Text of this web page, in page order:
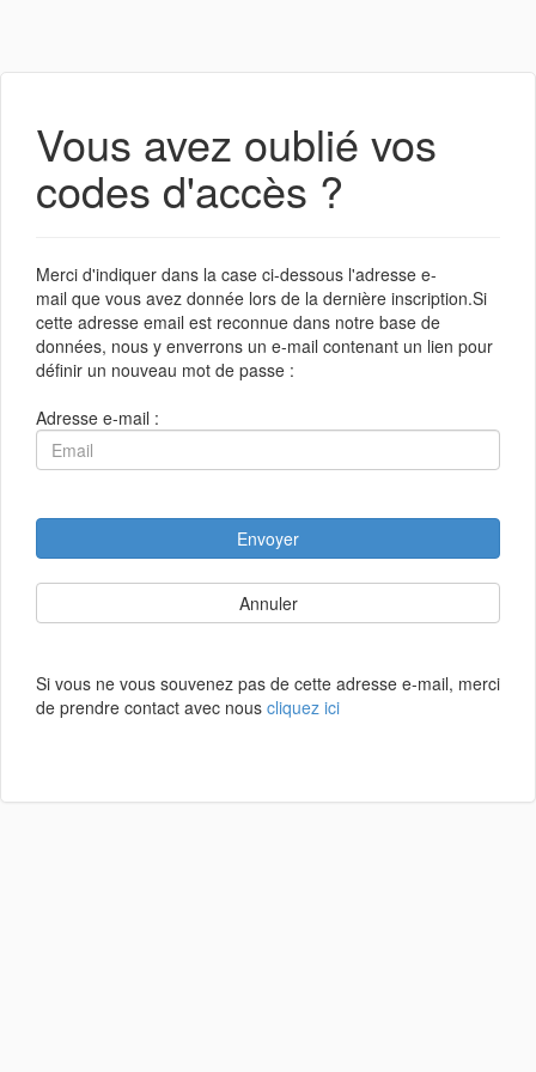
Vous avez oublié vos
codes d'accès ?
Merci d'indiquer dans la case ci-dessous l'adresse e-
mail que vous avez donnée lors de la dernière inscription.Si
cette adresse email est reconnue dans notre base de
données, nous y enverrons un e-mail contenant un lien pour
définir un nouveau mot de passe :
Adresse e-mail :
Envoyer
Annuler
Si vous ne vous souvenez pas de cette adresse e-mail, merci
de prendre contact avec nous cliquez ici